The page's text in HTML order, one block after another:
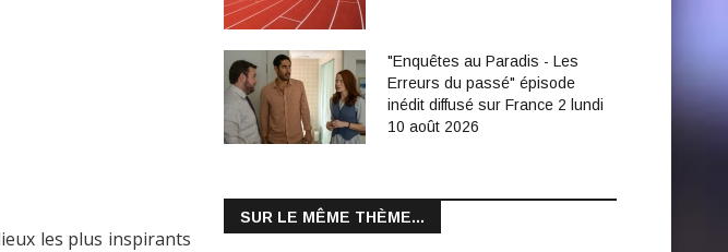
les plus inspirants
"Enquêtes au Paradis - Les
Erreurs du passé" épisode
inédit diffusé sur France 2 lundi
10 août 2026
SUR LE MÊME THÈME...